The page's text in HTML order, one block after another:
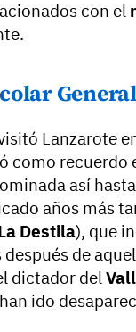
con el
Lanzarote
como
así
años más
Destila), que
después de
dictador del
ido